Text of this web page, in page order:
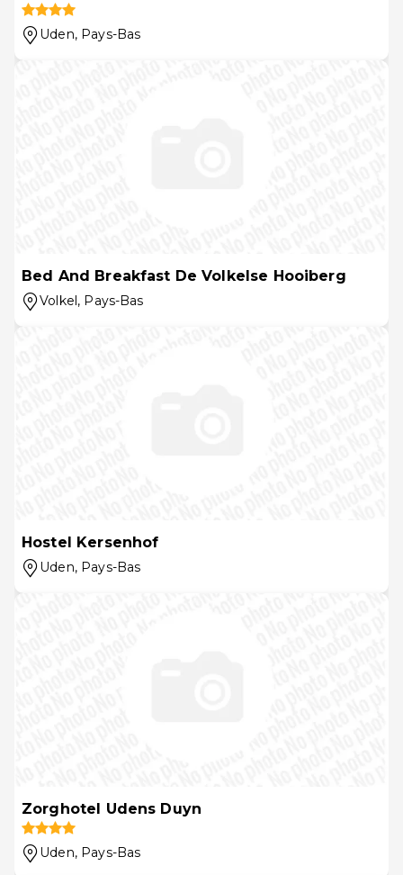
Uden, Pays-Bas
Bed And Breakfast De Volkelse Hooiberg
Volkel, Pays-Bas
Hostel Kersenhof
Uden, Pays-Bas
Zorghotel Udens Duyn
Uden, Pays-Bas